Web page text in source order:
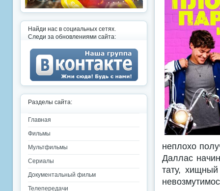
неплохо
Даллас
тату,
Найди нас в социальных сетях.
Следи за обновлениями сайта:
Разделы сайта:
Главная
Фильмы
Мультфильмы
Сериалы
Документальный фильм
Телепередачи